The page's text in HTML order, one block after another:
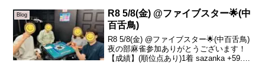
跳満ツモお...
Blog
R8 5/8(金) @ファイブスター🌟(中
百舌鳥)
R8 5/8(金) @ファイブスター🌟(中百舌鳥)
夜の部麻雀参加ありがとうございます！
【成績】(順位点あり)1着 sazanka +59.02